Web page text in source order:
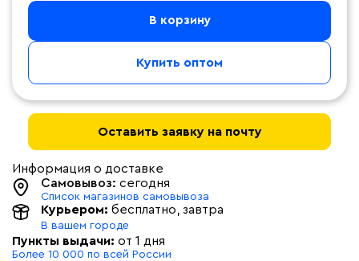
В корзину
Купить оптом
Оставить заявку на почту
Информация о доставке
Самовывоз: сегодня
Список магазинов самовывоза
Курьером: бесплатно , завтра
В вашем городе
Пункты выдачи: от 1 дня
Более 10 000 по всей России